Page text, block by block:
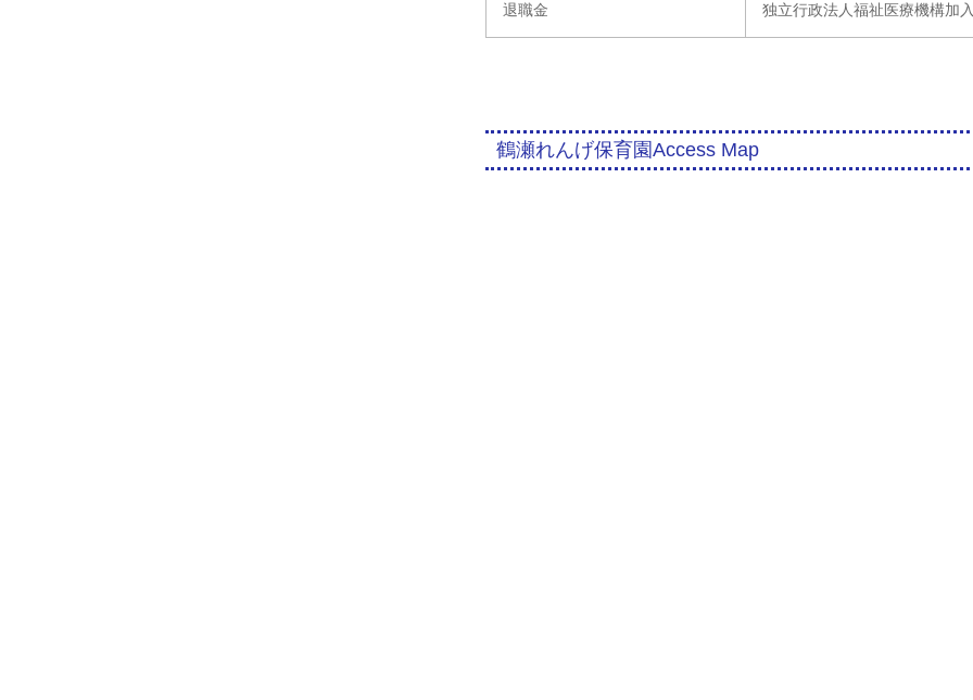
退職金 独立行政法人福祉医療機構加
鶴瀬れんげ保育園Access Map